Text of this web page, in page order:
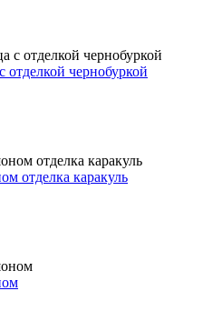
чернобуркой
отделка каракуль